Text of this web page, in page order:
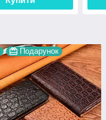
Подарунок